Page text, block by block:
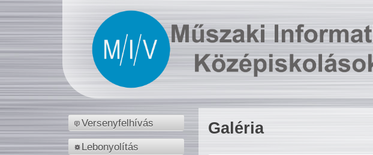
Versenyfelhívás
Lebonyolítás
Galéria